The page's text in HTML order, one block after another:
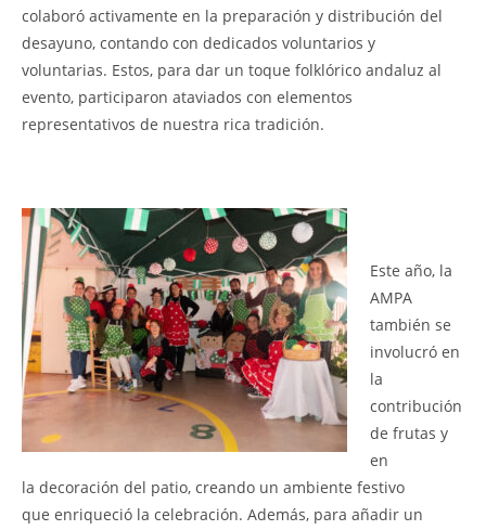
colaboró activamente en la preparación y distribución del
desayuno, contando con dedicados voluntarios y
voluntarias. Estos, para dar un toque folklórico andaluz al
evento, participaron ataviados con elementos
representativos de nuestra rica tradición.
Este año, la
AMPA
también se
involucró en
la
contribución
de frutas y
en
la decoración del patio, creando un ambiente festivo
que enriqueció la celebración. Además, para añadir un